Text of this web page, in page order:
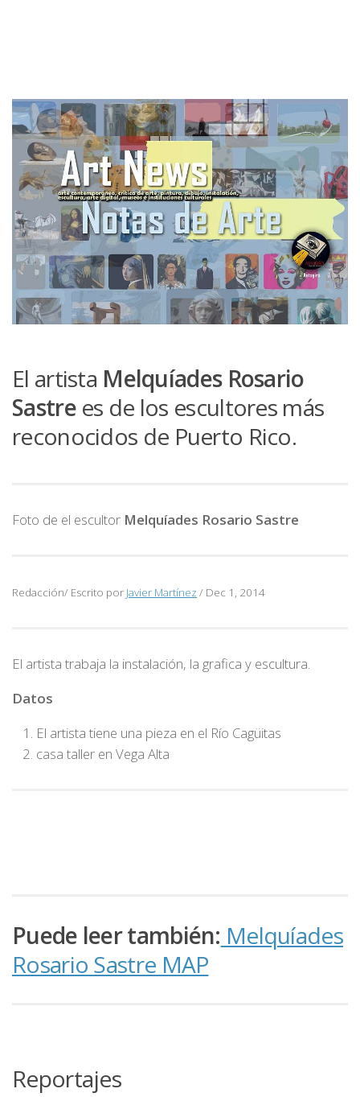
El artista Melquíades Rosario
Sastrees de los escultores más
reconocidos de Puerto Rico.
Foto de el escultor Melquíades Rosario Sastre
Redacción/ Escrito por Javier Martínez / Dec 1, 2014
El artista trabaja la instalación, la grafica y escultura.
Datos
El artista tiene una pieza en el Río Cagüitas
casa taller en Vega Alta
Puede leer también: Melquíades
Rosario Sastre MAP
Reportajes